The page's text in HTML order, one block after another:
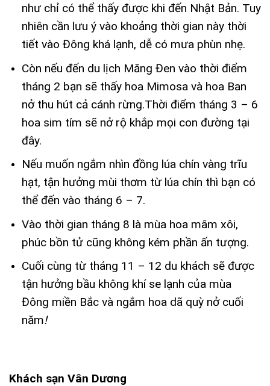
như chỉ có thể thấy được khi đến Nhật Bản. Tuy
nhiên cần lưu ý vào khoảng thời gian này thời
tiết vào Đông khá lạnh, dễ có mưa phùn nhẹ.
Còn nếu đến du lịch Măng Đen vào thời điểm
tháng 2 bạn sẽ thấy hoa Mimosa và hoa Ban
nở thu hút cả cánh rừng.Thời điểm tháng 3 – 6
hoa sim tím sẽ nở rộ khắp mọi con đường tại
đây.
Nếu muốn ngắm nhìn đồng lúa chín vàng trĩu
hạt, tận hưởng mùi thơm từ lúa chín thì bạn có
thể đến vào tháng 6 – 7.
Vào thời gian tháng 8 là mùa hoa mâm xôi,
phúc bồn tử cũng không kém phần ấn tượng.
Cuối cùng từ tháng 11 – 12 du khách sẽ được
tận hưởng bầu không khí se lạnh của mùa
Đông miền Bắc và ngắm hoa dã quỳ nở cuối
năm!
Khách sạn Vân Dương